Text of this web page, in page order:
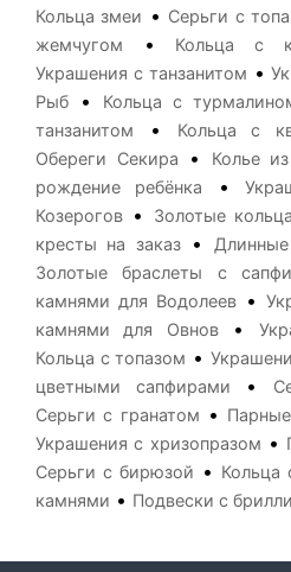
Кольца змеи • Серьги с
жемчугом
• Кольца с
Украшения с танзанитом •
Рыб • Кольца с
танзанитом
• Кольца с
Обереги Секира • Колье
рождение ребёнка
•
Козерогов • Золотые
кресты на заказ•
Золотые браслеты с
камнями для Водолеев •
камнями для Овнов•
Кольца с топазом •
цветными сапфирами
•
Серьги с гранатом •
Украшения с хризопразом •
Серьги с бирюзой • Кольца
камнями • Подвески с